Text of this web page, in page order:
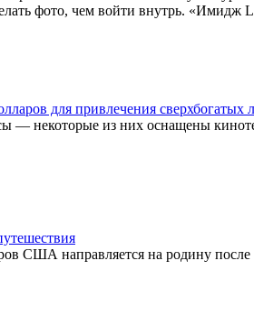
фото, чем войти внутрь.
для привлечения сверхбогатых
— некоторые из них оснащены
США направляется на родину